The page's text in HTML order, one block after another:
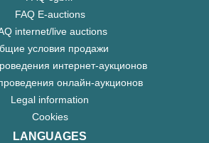
FAQ E-auctions
internet/live auctions
условия продажи
интернет-аукционов
онлайн-аукционов
Legal information
Cookies
LANGUAGES